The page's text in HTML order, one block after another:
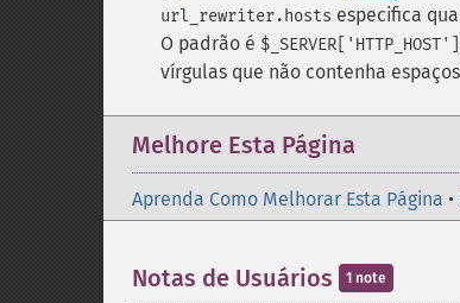
url_rewriter.hosts especifica
O padrão é $_SERVER['HTTP_HOST']
vírgulas que não contenha
Melhore Esta Página
Aprenda Como Melhorar Esta Página •
Notas de Usuários 1 note